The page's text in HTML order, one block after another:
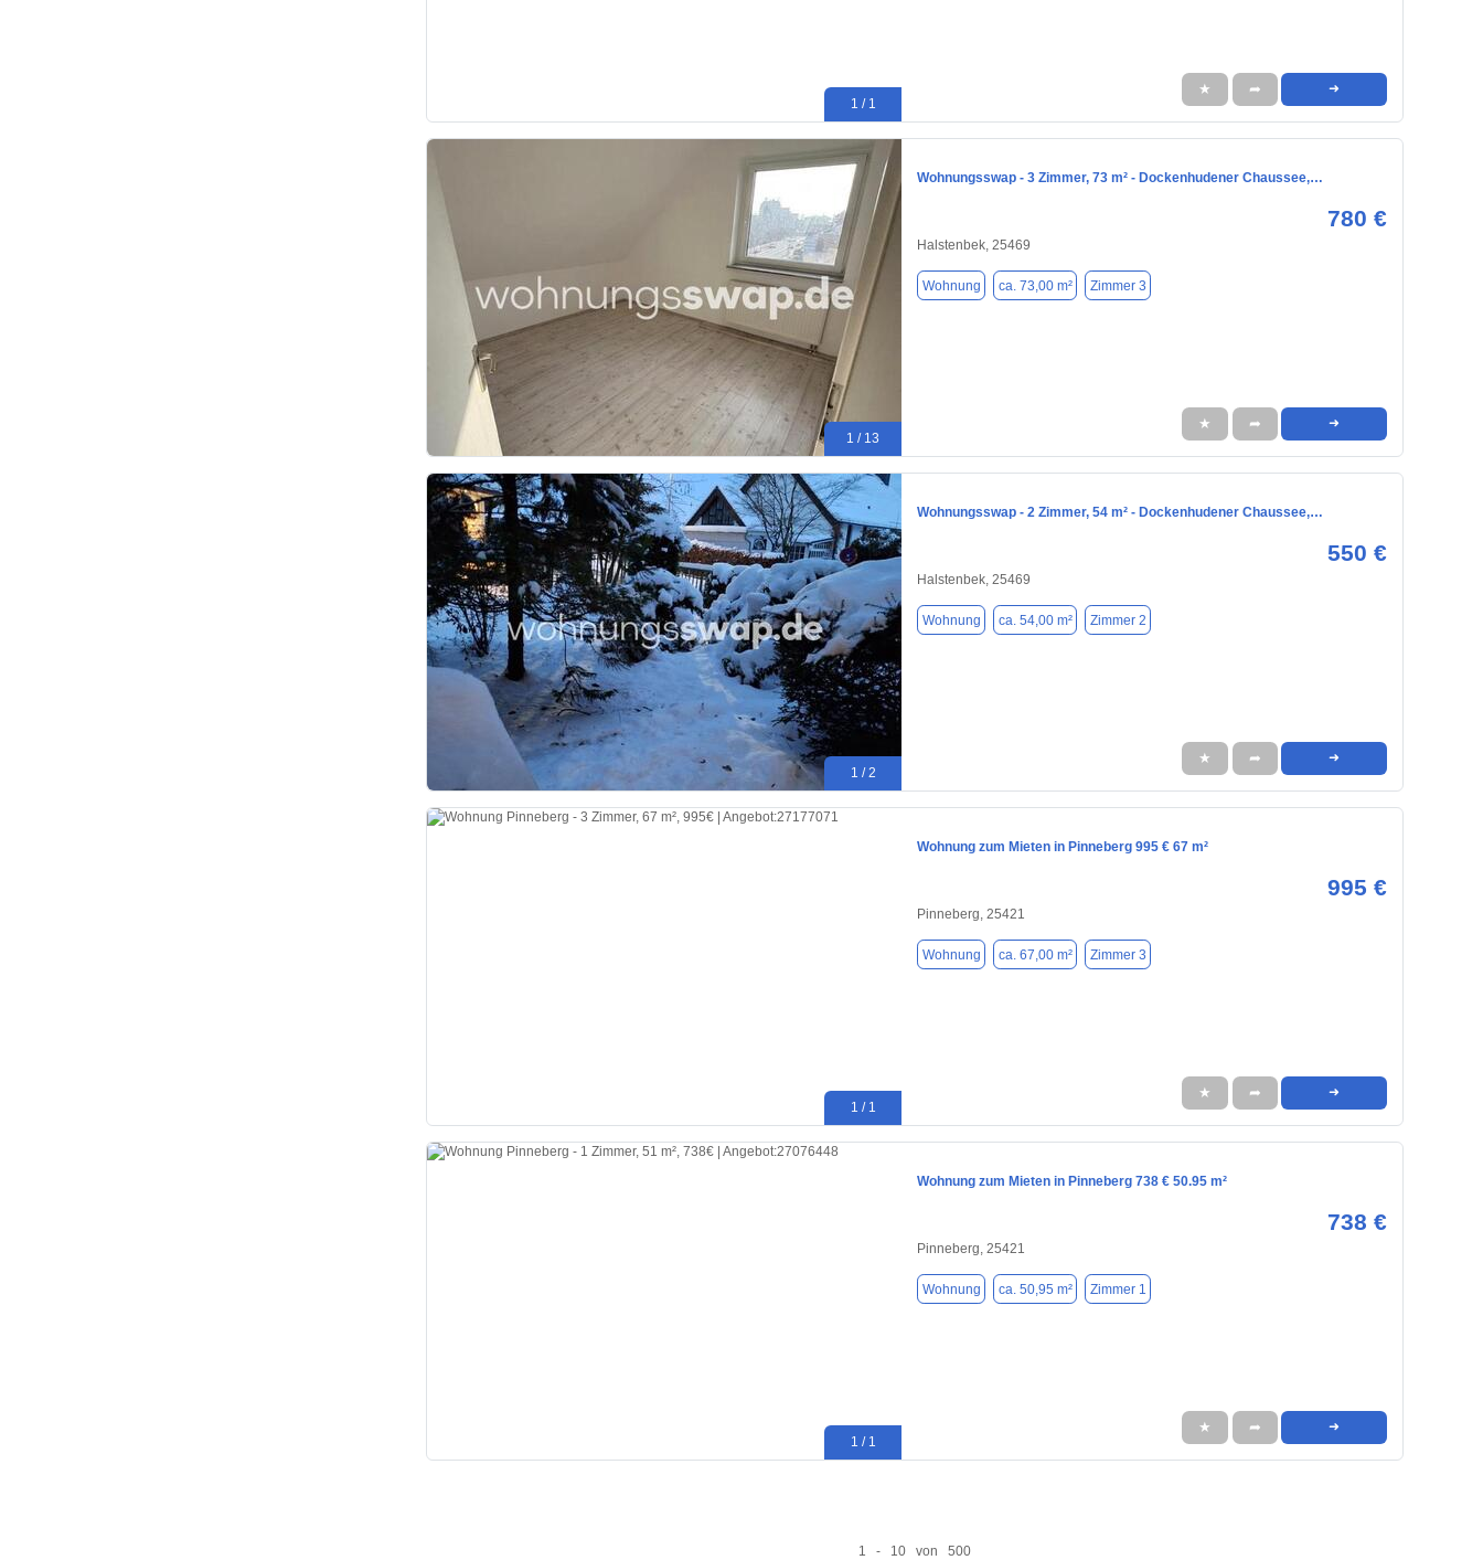
1 / 1
★ ➦ ➜
1 / 13
Wohnungsswap - 3 Zimmer, 73 m² - Dockenhudener Chaussee,…
780 €
Halstenbek, 25469
Wohnung ca. 73,00 m² Zimmer 3
★ ➦ ➜
1 / 2
Wohnungsswap - 2 Zimmer, 54 m² - Dockenhudener Chaussee,…
550 €
Halstenbek, 25469
Wohnung ca. 54,00 m² Zimmer 2
★ ➦ ➜
1 / 1
Wohnung zum Mieten in Pinneberg 995 € 67 m²
995 €
Pinneberg, 25421
Wohnung ca. 67,00 m² Zimmer 3
★ ➦ ➜
1 / 1
Wohnung zum Mieten in Pinneberg 738 € 50.95 m²
738 €
Pinneberg, 25421
Wohnung ca. 50,95 m² Zimmer 1
★ ➦ ➜
1 - 10 von 500